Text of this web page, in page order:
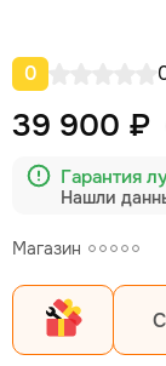
0
Магазин
39 900 ₽
Гарантия
Нашли